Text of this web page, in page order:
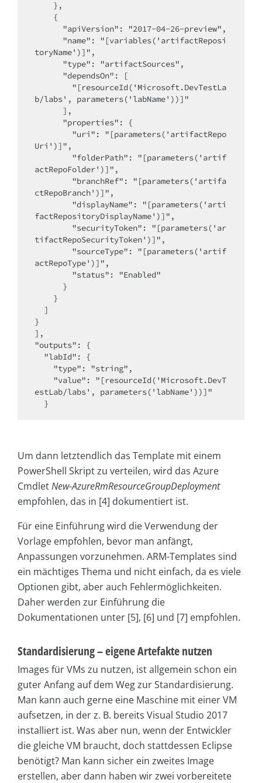
toryName')]",
b/labs', parameters('labName'))]"
Uri')]",
actRepoFolder')]",
ctRepoBranch')]",
factRepositoryDisplayName')]",
tifactRepoSecurityToken')]",
actRepoType')]",
}
],
"outputs": {
estLab/labs', parameters('labName'))]"
  }
Um dann letztendlich das Template mit einem
PowerShell Skript zu verteilen, wird das Azure
CmdletNew-AzureRmResourceGroupDeployment
empfohlen, das in [4] dokumentiert ist.
Für eine Einführung wird die Verwendung der
Vorlage empfohlen, bevor man anfängt,
Anpassungen vorzunehmen. ARM-Templates sind
ein mächtiges Thema und nicht einfach, da es viele
Optionen gibt, aber auch Fehlermöglichkeiten.
Daher werden zur Einführung die
Dokumentationen unter [5], [6] und [7] empfohlen.
Standardisierung – eigene Artefakte nutzen
Images für VMs zu nutzen, ist allgemein schon ein
guter Anfang auf dem Weg zur Standardisierung.
Man kann auch gerne eine Maschine mit einer VM
aufsetzen, in der z. B. bereits Visual Studio 2017
installiert ist. Was aber nun, wenn der Entwickler
die gleiche VM braucht, doch stattdessen Eclipse
benötigt? Man kann sicher ein zweites Image
erstellen, aber dann haben wir zwei vorbereitete